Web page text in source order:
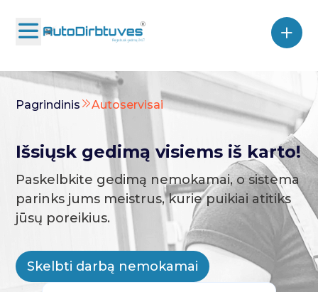
Pagrindinis Autoservisai
Išsiųsk gedimą visiems iš karto!
Paskelbkite gedimą nemokamai, o sistema
parinks jums meistrus, kurie puikiai atitiks
jūsų poreikius.
Skelbti darbą nemokamai